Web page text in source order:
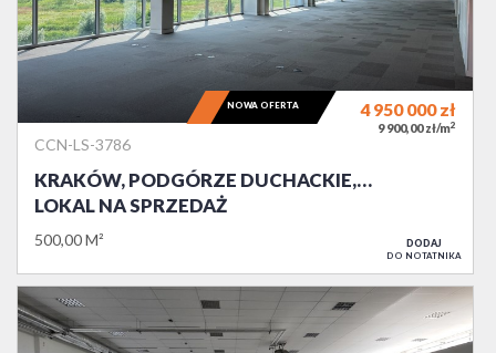
CCN-LS-3786
KRAKÓW, PODGÓRZE DUCHACKIE,…
LOKAL NA SPRZEDAŻ
500,00 M²
4 950 000zł
9 900,00 zł/m2
NOWA OFERTA
DODAJ
DO NOTATNIKA